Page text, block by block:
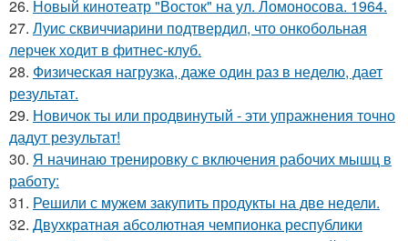
26. Новый кинотеатр "Восток" на ул. Ломоносова. 1964.
27. Луис сквиччиарини подтвердил, что онкобольная
лерчек ходит в фитнес-клуб.
28. Физическая нагрузка, даже один раз в неделю, дает
результат.
29. Новичок ты или продвинутый - эти упражнения точно
дадут результат!
30. Я начинаю тренировку с включения рабочих мышц в
работу:
31. Решили с мужем закупить продукты на две недели.
32. Двухкратная абсолютная чемпионка республики